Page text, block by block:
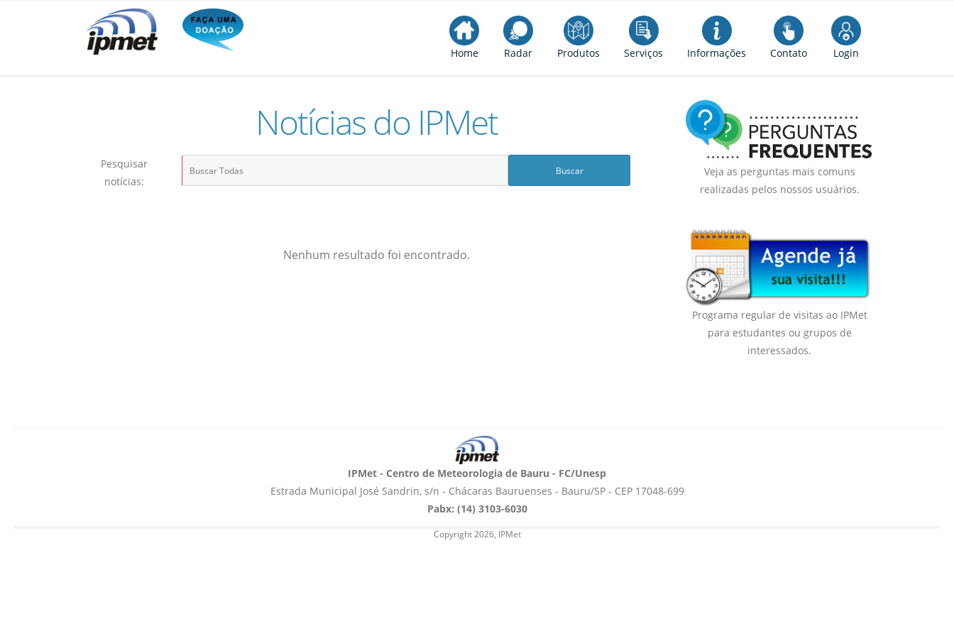
Home Radar Produtos Serviços Informações Contato Login
Notícias do IPMet
Pesquisar
notícias:
Nenhum resultado foi encontrado.
Veja as perguntas mais comuns
realizadas pelos nossos usuários.
Programa regular de visitas ao IPMet
para estudantes ou grupos de
interessados.
IPMet - Centro de Meteorologia de Bauru - FC/Unesp
Estrada Municipal José Sandrin, s/n - Chácaras Bauruenses - Bauru/SP - CEP 17048-699
Pabx: (14) 3103-6030
Copyright 2026, IPMet